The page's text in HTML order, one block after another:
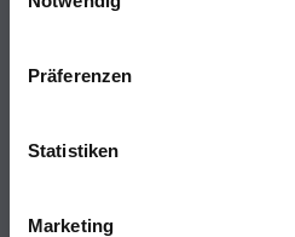
Präferenzen
Statistiken
Marketing
WDV-Systeme
Putze- und Spachtelmassen